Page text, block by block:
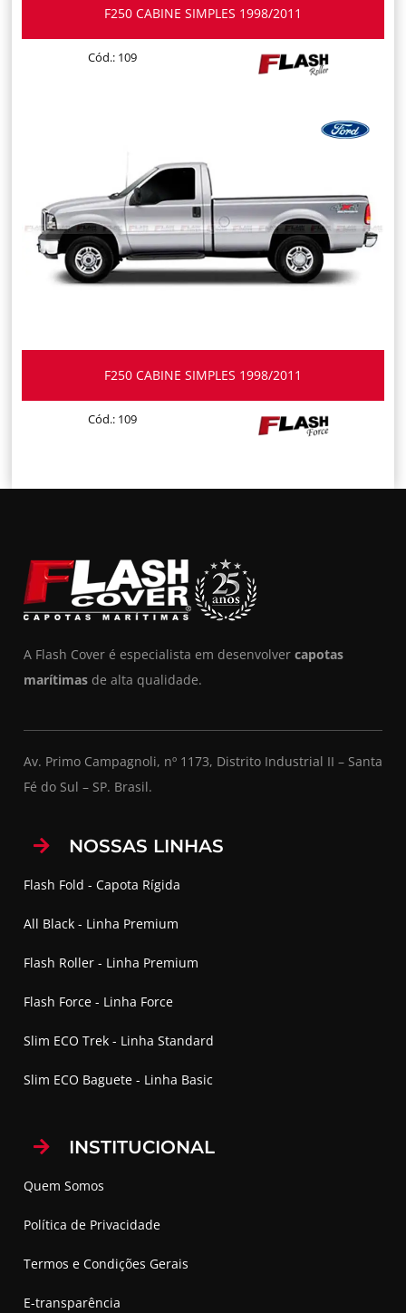
F250 CABINE SIMPLES 1998/2011
Cód.: 109
F250 CABINE SIMPLES 1998/2011
Cód.: 109
A Flash Cover é especialista em desenvolver capotas
marítimas de alta qualidade.
Av. Primo Campagnoli, nº 1173, Distrito Industrial II – Santa
Fé do Sul – SP. Brasil.
NOSSAS LINHAS
Flash Fold - Capota Rígida
All Black - Linha Premium
Flash Roller - Linha Premium
Flash Force - Linha Force
Slim ECO Trek - Linha Standard
Slim ECO Baguete - Linha Basic
INSTITUCIONAL
Quem Somos
Política de Privacidade
Termos e Condições Gerais
E-transparência